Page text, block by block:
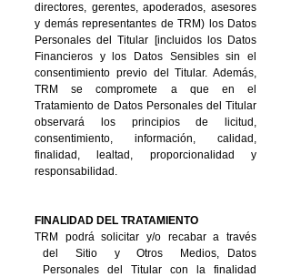
directores, gerentes, apoderados, asesores
y demás representantes de TRM) los Datos
Personales del Titular [incluidos los Datos
Financieros y los Datos Sensibles sin el
consentimiento previo del Titular. Además,
TRM se compromete a que en el
Tratamiento de Datos Personales del Titular
observará los principios de licitud,
consentimiento, información, calidad,
finalidad, lealtad, proporcionalidad y
responsabilidad.
FINALIDAD DEL TRATAMIENTO
TRM
podrá solicitar y/o recabar a través
del Sitio y Otros Medios, Datos
Personales del Titular con la finalidad